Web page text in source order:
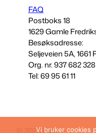
FAQ
Postboks 18
1629 Gamle
Besøksadresse:
Seljeveien 5A, 1661
Org. nr. 937 682 328
Tel: 69 95 61 11
© 2026 Fibel
Vi bruker cookies